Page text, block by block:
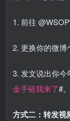
1. 前往
2. 更换你的微博
3. 发文说出你今
金手链我来了#。
方式二：转发视